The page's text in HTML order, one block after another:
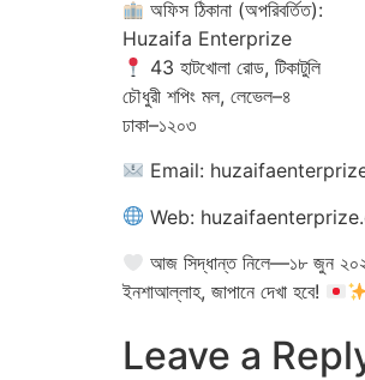
অফিস ঠিকানা (অপরিবর্তিত):
Huzaifa Enterprize
43 হাটখোলা রোড, টিকাটুলি
চৌধুরী শপিং মল, লেভেল–৪
ঢাকা–১২০৩
Email:
Web:
আজ সিদ্ধান্ত নিলে—১৮ জুন
ইনশাআল্লাহ, জাপানে দেখা হবে!
Leave a